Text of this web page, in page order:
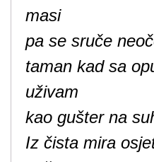
masi
pa se sruče
taman kad sa
uživam
kao gušter na
Iz čista mira